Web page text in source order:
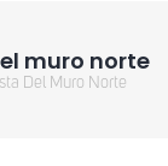
muro norte
Del Muro Norte